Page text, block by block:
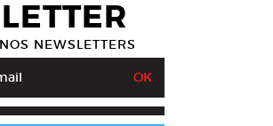
NEWSLETTERS